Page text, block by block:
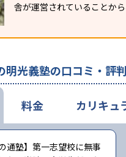
舎が運営されていることか
明光義塾の口コミ・評判
通塾】第一志望校に無事
料金 カリキュ